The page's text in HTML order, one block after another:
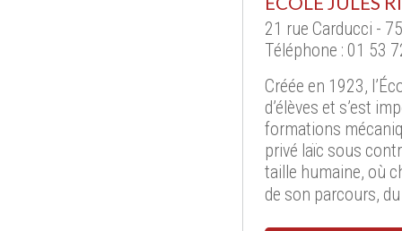
21 rue Carducci -
Téléphone : 01 53
Créée en 1923,
d’élèves et s’est
formations
privé laïc sous
taille humaine, où
de son parcours,